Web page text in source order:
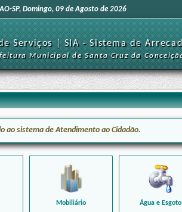
SP, Domingo, 09 de Agosto de 2026
Serviços | SIA - Sistema de
Municipal de Santa Cruz da
ao sistema de Atendimento ao Cidadão.
Mobiliário Água e Esgoto